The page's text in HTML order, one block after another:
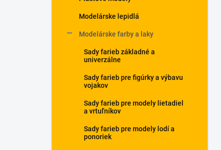
Modelárske lepidlá
Modelárske farby a laky
Sady farieb základné a
univerzálne
Sady farieb pre figúrky a výbavu
vojakov
Sady farieb pre modely lietadiel
a vrtuľníkov
Sady farieb pre modely lodí a
ponoriek